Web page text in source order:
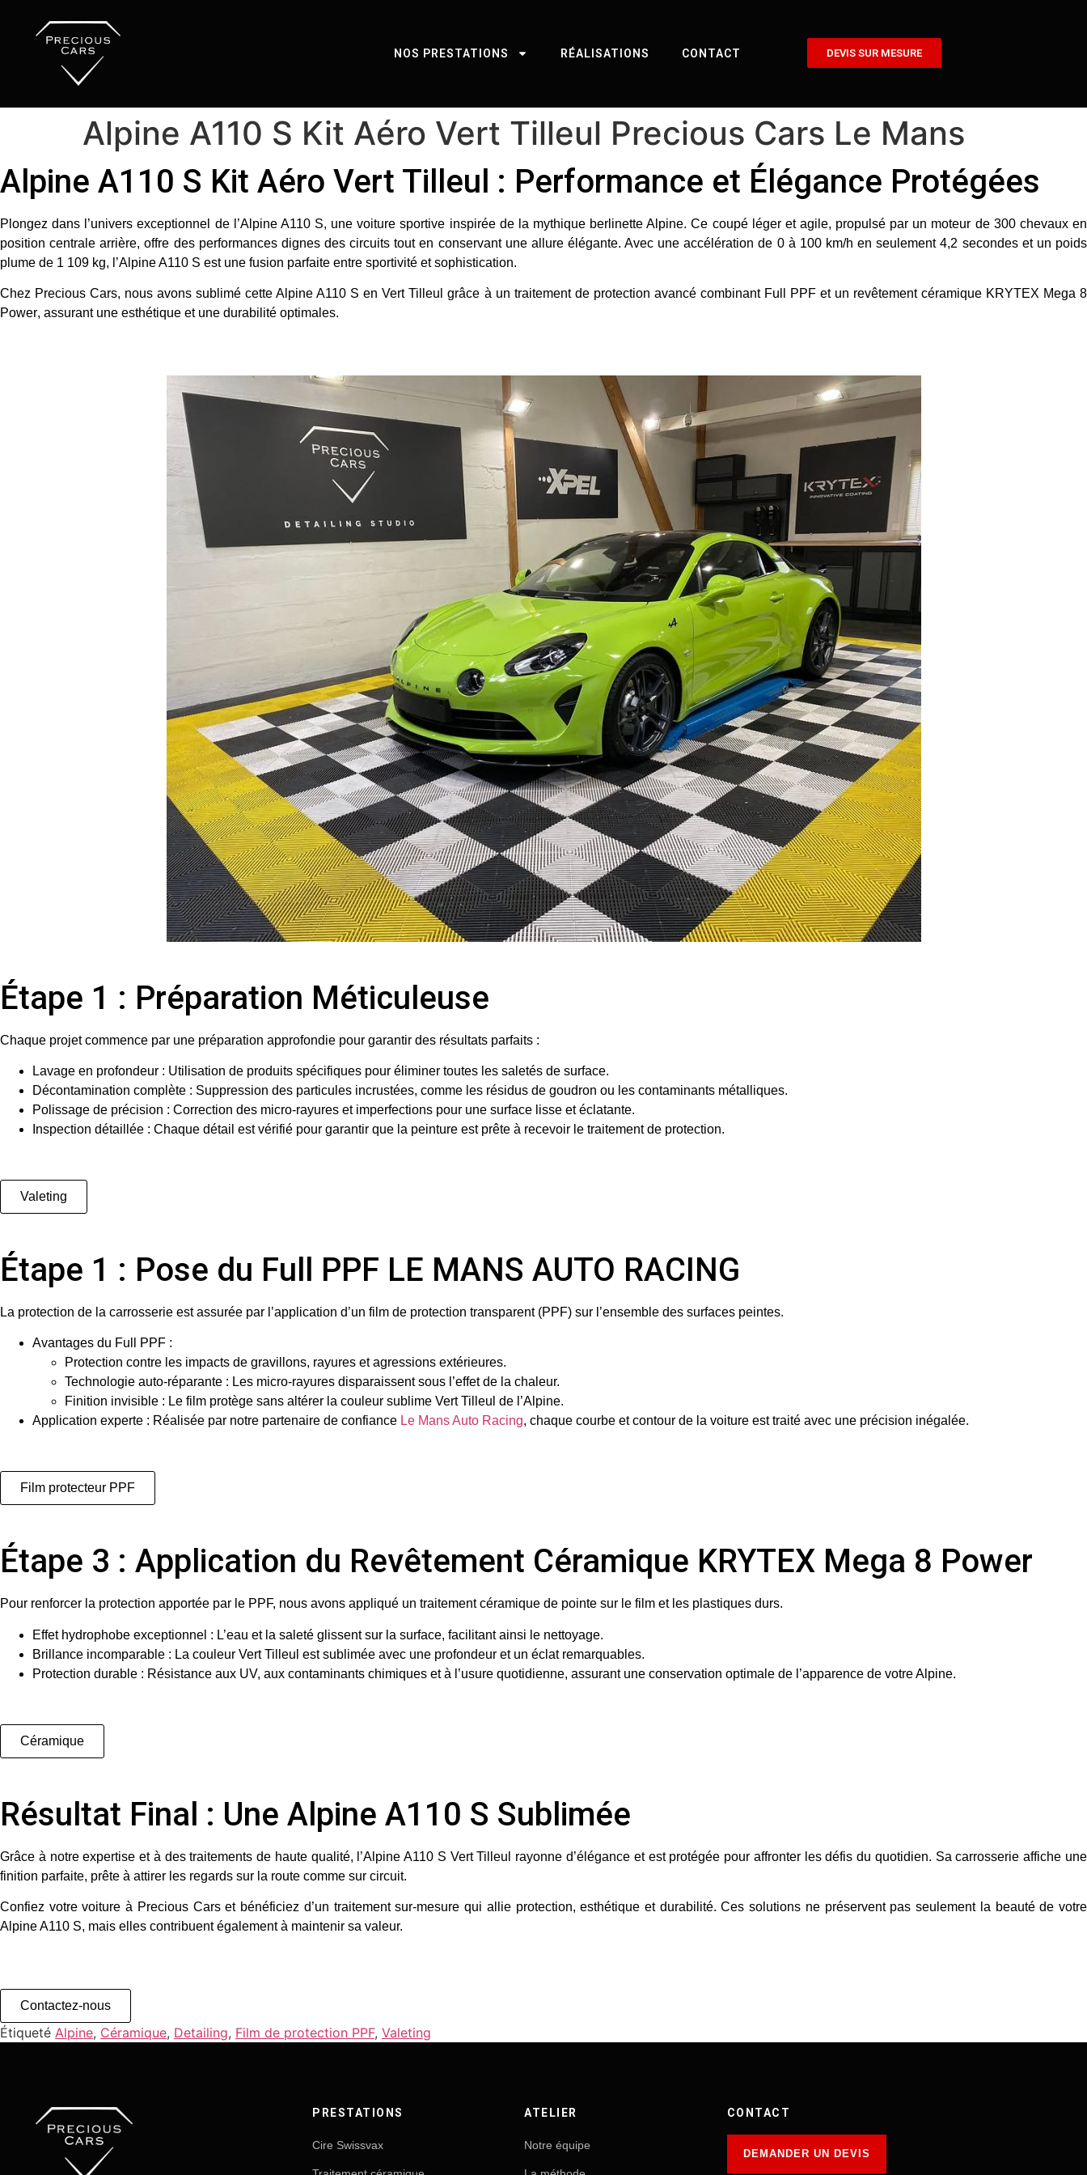
NOS PRESTATIONS RÉALISATIONS CONTACT DEVIS SUR MESURE
Alpine A110 S Kit Aéro Vert Tilleul Precious Cars Le Mans
Alpine A110 S Kit Aéro Vert Tilleul : Performance et Élégance Protégées
Plongez dans l’univers exceptionnel de l’Alpine A110 S, une voiture sportive inspirée de la mythique berlinette Alpine. Ce coupé léger et agile, propulsé par un moteur de 300 chevaux en
position centrale arrière, offre des performances dignes des circuits tout en conservant une allure élégante. Avec une accélération de 0 à 100 km/h en seulement 4,2 secondes et un poids
plume de 1 109 kg, l’Alpine A110 S est une fusion parfaite entre sportivité et sophistication.
Chez Precious Cars, nous avons sublimé cette Alpine A110 S enVert Tilleul grâce à un traitement de protection avancé combinant Full PPFet un revêtement céramique KRYTEX Mega 8
Power, assurant une esthétique et une durabilité optimales.
Étape 1 : Préparation Méticuleuse
Chaque projet commence par une préparation approfondie pour garantir des résultats parfaits :
Lavage en profondeur : Utilisation de produits spécifiques pour éliminer toutes les saletés de surface.
Décontamination complète : Suppression des particules incrustées, comme les résidus de goudron ou les contaminants métalliques.
Polissage de précision : Correction des micro-rayures et imperfections pour une surface lisse et éclatante.
Inspection détaillée : Chaque détail est vérifié pour garantir que la peinture est prête à recevoir le traitement de protection.
Valeting
Étape 1 : Pose du Full PPF LE MANS AUTO RACING
La protection de la carrosserie est assurée par l’application d’un film de protection transparent (PPF) sur l’ensemble des surfaces peintes.
Avantages du Full PPF :
Protection contre les impacts de gravillons, rayures et agressions extérieures.
Technologie auto-réparante : Les micro-rayures disparaissent sous l’effet de la chaleur.
Finition invisible : Le film protège sans altérer la couleur sublime Vert Tilleul de l’Alpine.
Application experte : Réalisée par notre partenaire de confiance Le Mans Auto Racing, chaque courbe et contour de la voiture est traité avec une précision inégalée.
Film protecteur PPF
Étape 3 : Application du Revêtement Céramique KRYTEX Mega 8 Power
Pour renforcer la protection apportée par le PPF, nous avons appliqué un traitement céramique de pointe sur le film et les plastiques durs.
Effet hydrophobe exceptionnel : L’eau et la saleté glissent sur la surface, facilitant ainsi le nettoyage.
Brillance incomparable : La couleur Vert Tilleul est sublimée avec une profondeur et un éclat remarquables.
Protection durable : Résistance aux UV, aux contaminants chimiques et à l’usure quotidienne, assurant une conservation optimale de l’apparence de votre Alpine.
Céramique
Résultat Final : Une Alpine A110 S Sublimée
Grâce à notre expertise et à des traitements de haute qualité, l’Alpine A110 S Vert Tilleul rayonne d’élégance et est protégée pour affronter les défis du quotidien. Sa carrosserie affiche une
finition parfaite, prête à attirer les regards sur la route comme sur circuit.
Confiez votre voiture à Precious Carset bénéficiez d’un traitement sur-mesure qui allie protection, esthétique et durabilité. Ces solutions ne préservent pas seulement la beauté de votre
Alpine A110 S, mais elles contribuent également à maintenir sa valeur.
Contactez-nous
Étiqueté Alpine, Céramique, Detailing, Film de protection PPF, Valeting
PRESTATIONS
Cire Swissvax
ATELIER
Notre équipe
CONTACT
DEMANDER UN DEVIS